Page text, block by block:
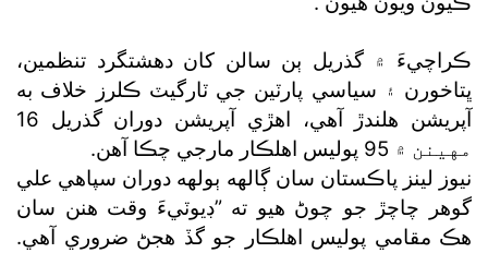
ڪراچيءَ ۾ گذريل ٻن سالن کان دهشتگرد تنظمين،
ڀتاخورن ۽ سياسي پارٽين جي ٽارگيٽ ڪلرز خلاف به
آپريشن هلندڙ آهي، اهڙي آپريشن دوران گذريل 16
مهينن ۾ 95 پوليس اهلڪار مارجي چڪا آهن.
نيوز لينز پاڪستان سان ڳالهه ٻولهه دوران سپاهي علي
گوهر چاچڙ جو چوڻ هيو ته ”ڊيوٽيءَ وقت هنن سان
هڪ مقامي پوليس اهلڪار جو گڏ هجڻ ضروري آهي.